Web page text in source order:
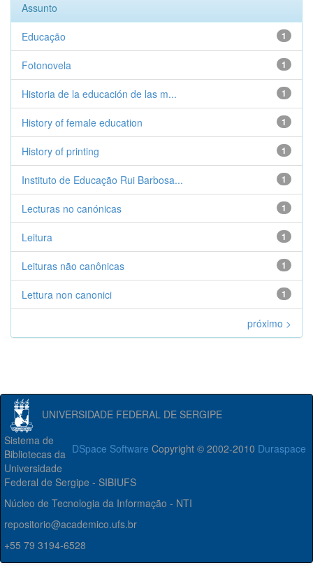
Assunto
1
Educação
1
Fotonovela
1
Historia de la educación de las m...
1
History of female education
1
History of printing
1
Instituto de Educação Rui Barbosa...
1
Lecturas no canónicas
1
Leitura
1
Leituras não canônicas
1
Lettura non canonici
próximo >
UNIVERSIDADE FEDERAL DE SERGIPE
DSpace Software Copyright © 2002-2010 Duraspace
Sistema de
Bibliotecas da
Universidade
Federal de Sergipe - SIBIUFS
Núcleo de Tecnologia da Informação - NTI
repositorio@academico.ufs.br
+55 79 3194-6528